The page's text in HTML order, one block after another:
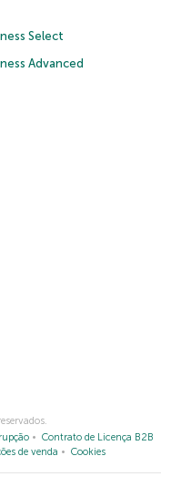
Select
Advanced
Contrato de Licença B2B
de venda Cookies